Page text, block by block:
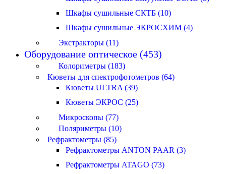
Шкафы сушильные СКТБ (10)
Шкафы сушильные ЭКРОСХИМ (4)
Экстракторы (11)
Оборудование оптическое (453)
Колориметры (183)
Кюветы для спектрофотометров (64)
Кюветы ULTRA (39)
Кюветы ЭКРОС (25)
Микроскопы (77)
Поляриметры (10)
Рефрактометры (85)
Рефрактометры ANTON PAAR (3)
Рефрактометры ATAGO (73)